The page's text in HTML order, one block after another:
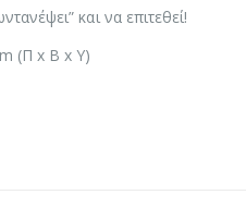
και να επιτεθεί!
(Π x Β x Υ)